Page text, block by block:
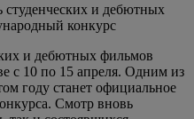
и дебютных
конкурс
и дебютных фильмов
с 10 по 15 апреля. Одним из
году станет официальное
Смотр вновь